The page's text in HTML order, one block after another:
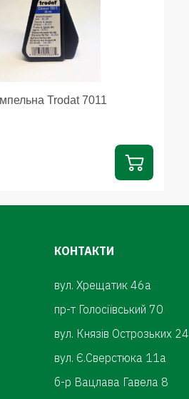
Trodat 7011
КОНТАКТИ
вул. Хрещатик 46а
пр-т Голосіївський 70
вул. Князів Острозьких 24
вул. Є.Сверстюка 11а
б-р Вацлава Гавела 8